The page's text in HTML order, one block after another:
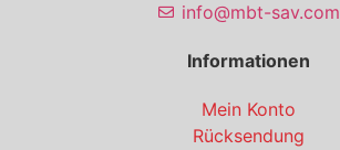
info@mbt-sav.com
Informationen
Mein Konto
Rücksendung